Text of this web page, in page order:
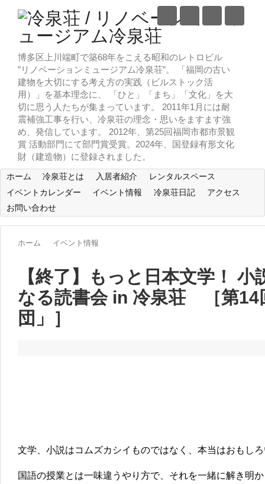
博多区上川端町で築68年をこえる昭和のレトロビル
”リノベーションミュージアム冷泉荘”。 「福岡の古い
建物を大切にする考え方の実践（ビルストック活
用）」を基本理念に、 「ひと」「まち」「文化」を大
切に思う人たちが集まっています。 2011年1月には耐
震補強工事を行い、冷泉荘の理念・思いをますます強
め、発信しています。 2012年、第25回福岡市都市景観
賞 活動部門にて部門賞受賞。2024年、国登録有形文化
財（建造物）に登録されました。
ホーム 冷泉荘とは 入居者紹介
レンタルスペース
イベントカレンダー
イベント情報 冷泉荘日記
アクセス
お問い合わせ
ホーム イベント情報
【終了】もっと日本文学！
なる読書会 in 冷泉荘 ［第14
団」］
文学、小説はコムズカシイものではなく、本当はおもし
国語の授業とは一味違うやり方で、それを一緒に解き明